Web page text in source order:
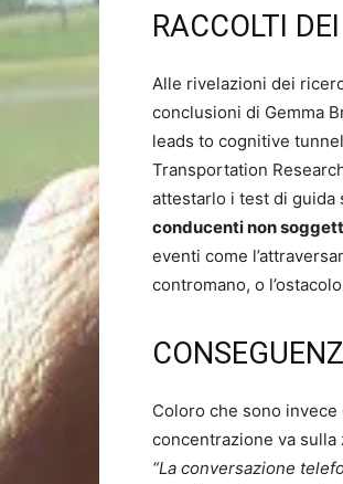
RACCOLTI
Alle rivelazioni dei
conclusioni di Gemma
leads to cognitive
Transportation
attestarlo i test di guida
conducenti non
eventi come
contromano, o
Coloro che sono
concentrazione va
“La conversazione